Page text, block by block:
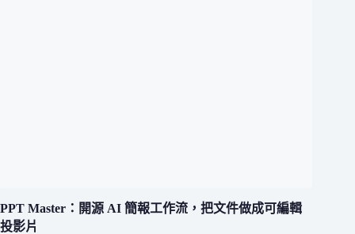
PPT Master：開源 AI 簡報工作流，把文件做成可編輯
投影片